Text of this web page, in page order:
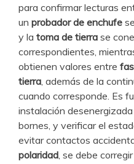
para confirmar lecturas
un probador de enchufe
y la toma de tierra se
correspondientes,
obtienen valores entre
tierra , además de la
cuando corresponde. Es
instalación
bornes, y verificar el
evitar contactos
polaridad , se debe